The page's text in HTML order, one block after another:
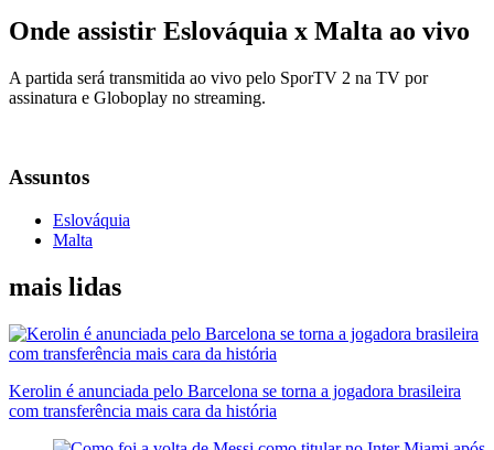
Onde assistir Eslováquia x Malta ao vivo
A partida será transmitida ao vivo pelo SporTV 2 na TV por
assinatura e Globoplay no streaming.
Assuntos
Eslováquia
Malta
mais lidas
Kerolin é anunciada pelo Barcelona se torna a jogadora brasileira
com transferência mais cara da história